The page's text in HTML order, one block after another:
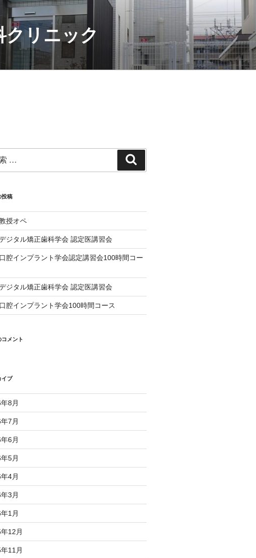
リニック
索
投稿
授オペ
ジタル矯正歯科学会 認定医講習会
腔インプラント学会認定講習会100時間コー
ジタル矯正歯科学会 認定医講習会
腔インプラント学会100時間コース
メント
イブ
8月
7月
6月
5月
4月
3月
1月
12月
11月